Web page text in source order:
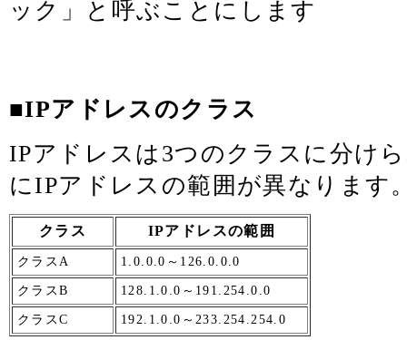
ック」と呼ぶことにします
■IPアドレスのクラス
IPアドレスは3つのクラスに分け
にIPアドレスの範囲が異なります
クラス IPアドレスの範囲
クラスA 1.0.0.0～126.0.0.0
クラスB 128.1.0.0～191.254.0.0
クラスC 192.1.0.0～233.254.254.0